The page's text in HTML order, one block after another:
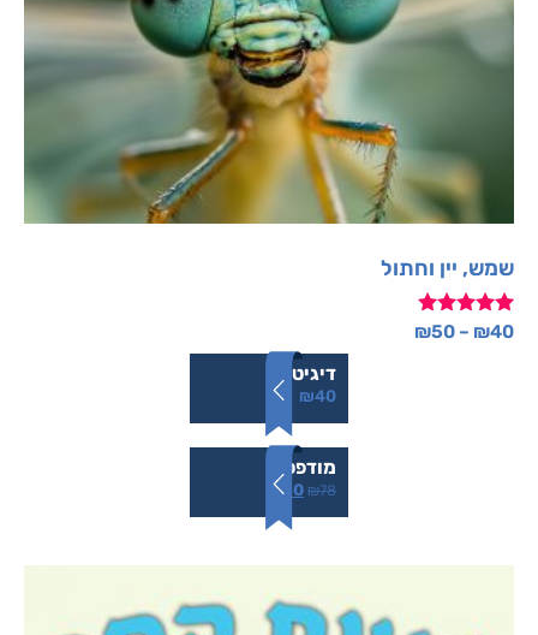
שמש, יין וחתול
דורג₪40
–
₪50
דיגיטלי
₪40
מודפס
₪78
₪50